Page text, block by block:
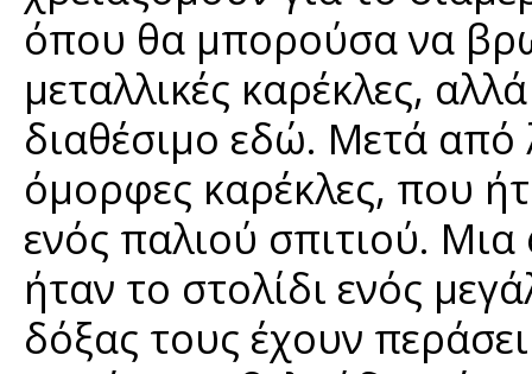
όπου θα μπορούσα να
μεταλλικές καρέκλες,
διαθέσιμο εδώ. Μετά από
όμορφες καρέκλες, που
ενός παλιού σπιτιού.
ήταν το στολίδι ενός
δόξας τους έχουν